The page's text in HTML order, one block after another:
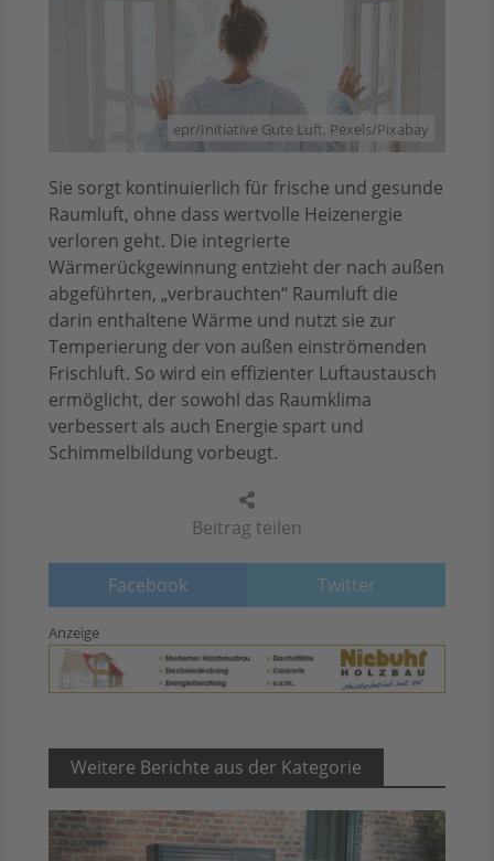
Beitrag teilen
Facebook Twitter
epr/Initiative Gute Luft, Pexels/Pixabay
Sie sorgt kontinuierlich für frische und gesunde
Raumluft, ohne dass wertvolle Heizenergie
verloren geht. Die integrierte
Wärmerückgewinnung entzieht der nach außen
abgeführten, „verbrauchten“ Raumluft die
darin enthaltene Wärme und nutzt sie zur
Temperierung der von außen einströmenden
Frischluft. So wird ein effizienter Luftaustausch
ermöglicht, der sowohl das Raumklima
verbessert als auch Energie spart und
Schimmelbildung vorbeugt.
Anzeige
Weitere Berichte aus der Kategorie